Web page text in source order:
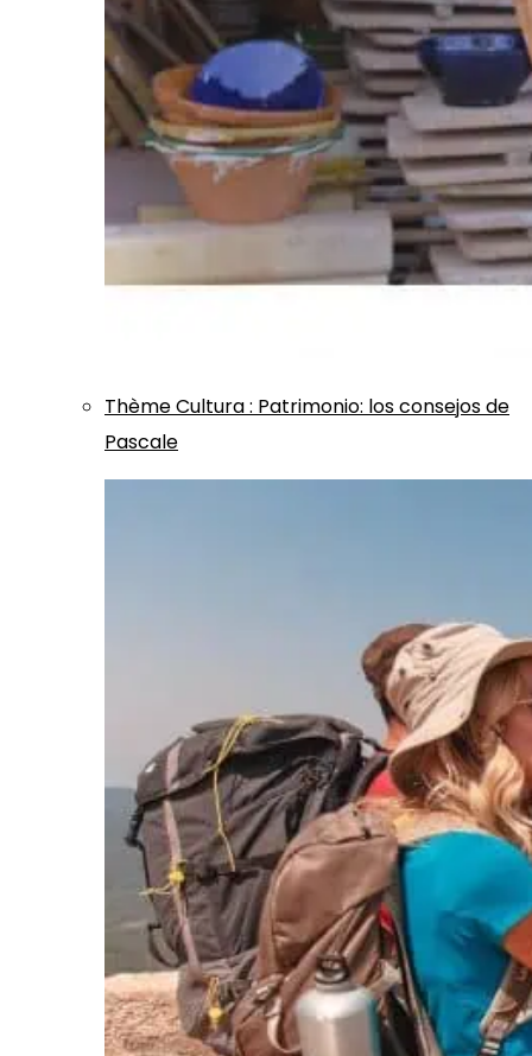
ThèmeCultura: Patrimonio: los consejos de
Pascale